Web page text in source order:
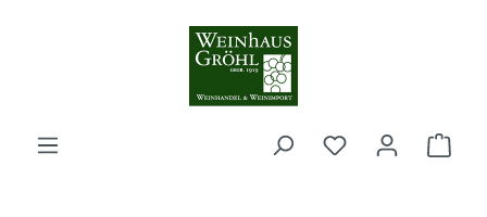
Zum Hauptinhalt springen